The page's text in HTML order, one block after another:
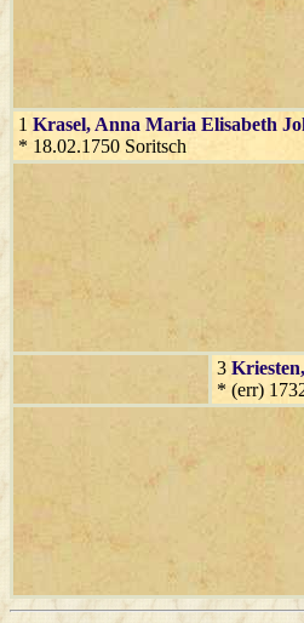
1 Krasel, Anna Maria Elisabeth
* 18.02.1750 Soritsch
3 Kriesten
* (err)